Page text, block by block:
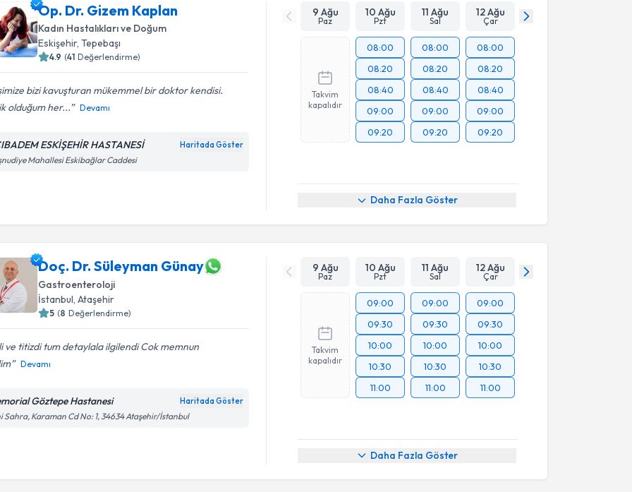
Op. Dr. Gizem Kaplan
Kadın Hastalıkları ve Doğum
Eskişehir,Tepebaşı
4.9 (41 Değerlendirme)
bizi kavuşturan mükemmel bir doktor kendisi.
olduğum her...
Devamı
ESKİŞEHİR HASTANESİ Haritada Göster
Mahallesi Eskibağlar Caddesi
9 Ağu
Paz
10 Ağu
Pzt
11 Ağu
Sal
12 Ağu
Çar
Takvim
kapalıdır
08:00
08:20
08:40
09:00
09:20
08:00
08:20
08:40
09:00
09:20
08:00
08:20
08:40
09:00
09:20
Daha Fazla Göster
Doç. Dr. Süleyman Günay
Gastroenteroloji
İstanbul ,Ataşehir
5 (8 Değerlendirme)
ve titizdi tum detaylala ilgilendi Cok memnun
Devamı
Göztepe Hastanesi Haritada Göster
Sahra, Karaman Cd No: 1, 34634 Ataşehir/İstanbul
9 Ağu
Paz
10 Ağu
Pzt
11 Ağu
Sal
12 Ağu
Çar
Takvim
kapalıdır
09:00
09:30
10:00
10:30
11:00
09:00
09:30
10:00
10:30
11:00
09:00
09:30
10:00
10:30
11:00
Daha Fazla Göster